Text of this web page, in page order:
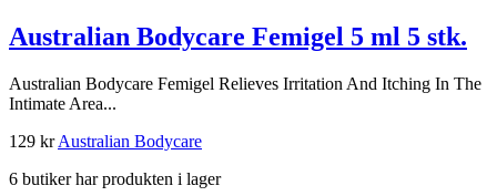
Australian Bodycare Femigel 5 ml 5 stk.
Australian Bodycare Femigel Relieves Irritation And Itching In The
Intimate Area...
129 krAustralian Bodycare
6 butiker har produkten i lager